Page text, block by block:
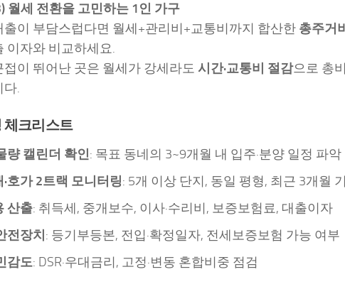
월세 전환을 고민하는 1인 가구
출이 부담스럽다면 월세+관리비+교통비까지 합산한 총주거비
이자와 비교하세요.
접이 뛰어난 곳은 월세가 강세라도 시간·교통비 절감으로 총
다.
체크리스트
량 캘린더 확인: 목표 동네의 3~9개월 내 입주·분양 일정 파악
호가 2트랙 모니터링: 5개 이상 단지, 동일 평형, 최근 3개월
산출: 취득세, 중개보수, 이사·수리비, 보증보험료, 대출이자
전장치 : 등기부등본, 전입·확정일자, 전세보증보험 가능 여부
감도: DSR·우대금리, 고정·변동 혼합비중 점검